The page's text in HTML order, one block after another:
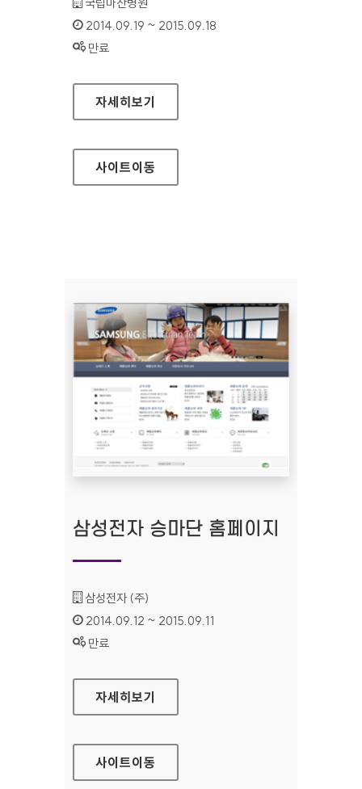
인증기간 :
2014.09.19 ~ 2015.09.18
상태 :
만료
국립마산병원 홈페이지
자세히보기
사이트이동
삼성전자 승마단 홈페이지
기관명 :
삼성전자 (주)
인증기간 :
2014.09.12 ~ 2015.09.11
상태 :
만료
삼성전자 승마단 홈페이지
자세히보기
사이트이동